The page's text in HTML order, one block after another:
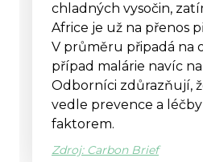
chladných vysočin,
Africe je už na přenos
V průměru připadá na
případ malárie navíc
Odborníci zdůrazňují,
vedle prevence a
faktorem.
Zdroj: Carbon Brief